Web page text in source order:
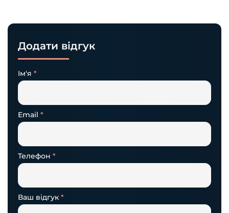
Додати відгук
Ім'я *
Email *
Телефон *
Ваш відгук *